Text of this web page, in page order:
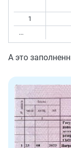
1
...
А это